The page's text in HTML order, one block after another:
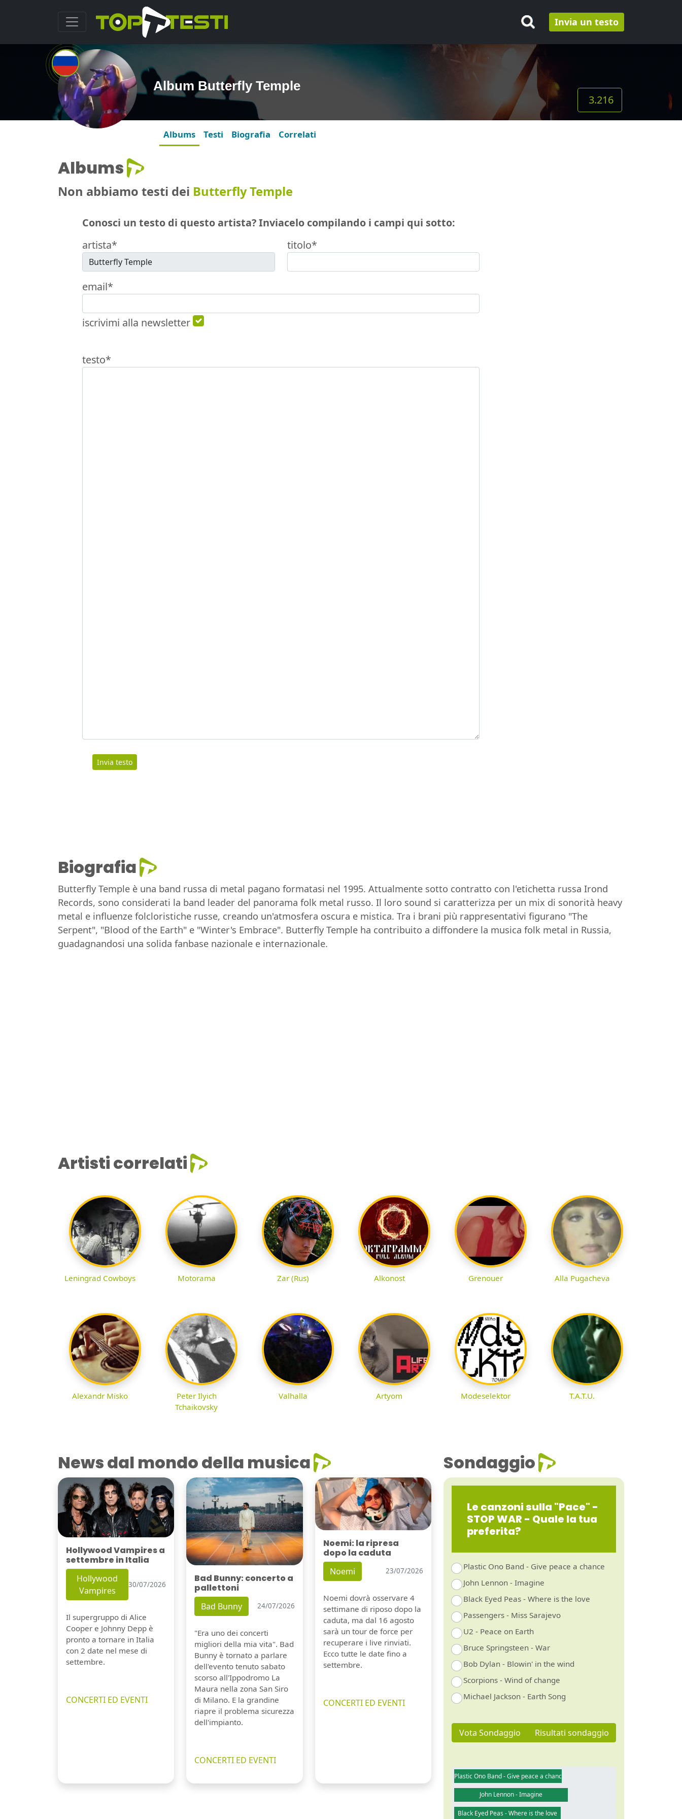
Invia un testo
Album Butterfly Temple
3.216
Albums Testi Biografia Correlati
Albums
Non abbiamo testi dei Butterfly Temple
Conosci un testo di questo artista? Inviacelo compilando i campi qui sotto:
artista*
titolo*
email*
iscrivimi alla newsletter
testo*
Invia testo
Biografia
Butterfly Temple è una band russa di metal pagano formatasi nel 1995. Attualmente sotto contratto con l'etichetta russa Irond
Records, sono considerati la band leader del panorama folk metal russo. Il loro sound si caratterizza per un mix di sonorità heavy
metal e influenze folcloristiche russe, creando un'atmosfera oscura e mistica. Tra i brani più rappresentativi figurano "The
Serpent", "Blood of the Earth" e "Winter's Embrace". Butterfly Temple ha contribuito a diffondere la musica folk metal in Russia,
guadagnandosi una solida fanbase nazionale e internazionale.
Artisti correlati
Leningrad Cowboys Motorama Zar (Rus) Alkonost Grenouer Alla Pugacheva
Alexandr Misko
Peter Ilyich
Tchaikovsky
Valhalla Artyom Modeselektor T.A.T.U.
News dal mondo della musica
Hollywood Vampires a
settembre in Italia
Hollywood
Vampires
30/07/2026
Il supergruppo di Alice
Cooper e Johnny Depp è
pronto a tornare in Italia
con 2 date nel mese di
settembre.
CONCERTI ED EVENTI
Bad Bunny: concerto a
pallettoni
Bad Bunny 24/07/2026
"Era uno dei concerti
migliori della mia vita". Bad
Bunny è tornato a parlare
dell'evento tenuto sabato
scorso all'Ippodromo La
Maura nella zona San Siro
di Milano. E la grandine
riapre il problema sicurezza
dell'impianto.
CONCERTI ED EVENTI
Noemi: la ripresa
dopo la caduta
Noemi 23/07/2026
Noemi dovrà osservare 4
settimane di riposo dopo la
caduta, ma dal 16 agosto
sarà un tour de force per
recuperare i live rinviati.
Ecco tutte le date fino a
settembre.
CONCERTI ED EVENTI
Sondaggio
Le canzoni sulla "Pace" -
STOP WAR - Quale la tua
preferita?
Plastic Ono Band - Give peace a chance
John Lennon - Imagine
Black Eyed Peas - Where is the love
Passengers - Miss Sarajevo
U2 - Peace on Earth
Bruce Springsteen - War
Bob Dylan - Blowin' in the wind
Scorpions - Wind of change
Michael Jackson - Earth Song
Vota Sondaggio Risultati sondaggio
Plastic Ono Band - Give peace a chance
John Lennon - Imagine
Black Eyed Peas - Where is the love